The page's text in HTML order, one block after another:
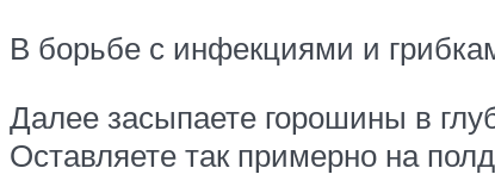
В борьбе с инфекциями и
Далее засыпаете горошины в
Оставляете так примерно на